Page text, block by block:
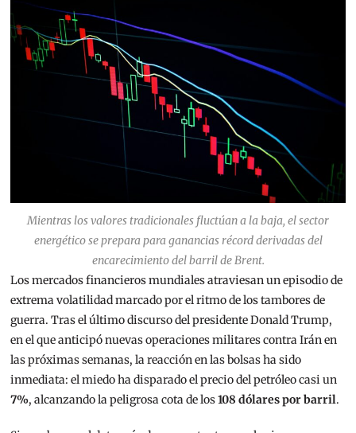
Mientras los valores tradicionales fluctúan a la baja, el sector
energético se prepara para ganancias récord derivadas del
encarecimiento del barril de Brent.
Los mercados financieros mundiales atraviesan un episodio de
extrema volatilidad marcado por el ritmo de los tambores de
guerra. Tras el último discurso del presidente Donald Trump,
en el que anticipó nuevas operaciones militares contra Irán en
las próximas semanas, la reacción en las bolsas ha sido
inmediata: el miedo ha disparado el precio del petróleo casi un
7%, alcanzando la peligrosa cota de los108 dólares por barril.